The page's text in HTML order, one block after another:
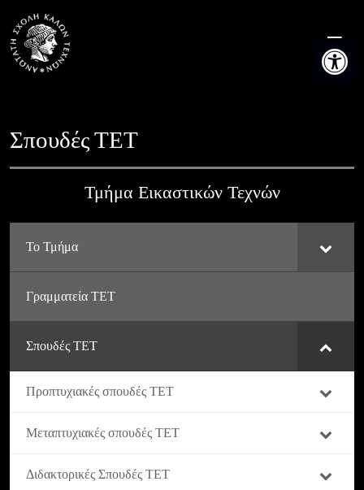
Ανοίξτε
content
Τμήμα Εικαστικών Τεχνών
Το Τμήμα
Γραμματεία ΤΕΤ
Σπουδές ΤΕΤ
Προπτυχιακές σπουδές ΤΕΤ
Μεταπτυχιακές σπουδές ΤΕΤ
Διδακτορικές Σπουδές ΤΕΤ
Σπουδές ΤΕΤ